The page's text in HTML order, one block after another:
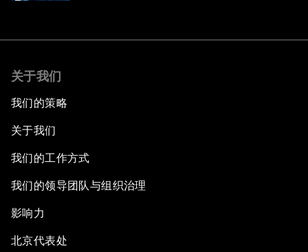
关于我们
我们的策略
关于我们
我们的工作方式
我们的领导团队与组织治理
影响力
北京代表处